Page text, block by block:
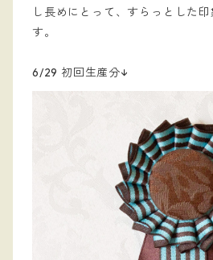
し長めにとって、すらっとした
す。
6/29 初回生産分↓